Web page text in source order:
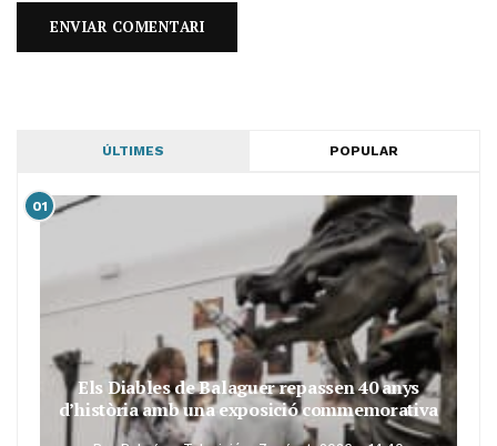
ÚLTIMES POPULAR
01
Els Diables de Balaguer repassen 40 anys
d’història amb una exposició commemorativa